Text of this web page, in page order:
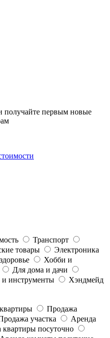
получайте первым новые
Транспорт
товары
Электроника
Хобби и
Для дома и дачи
инструменты
Хэндмейд
Продажа
участка
Аренда
квартиры посуточно